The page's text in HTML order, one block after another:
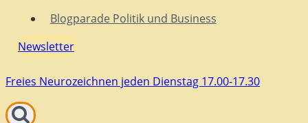
Blogparade Politik und Business
Newsletter
Freies Neurozeichnen jeden Dienstag 17.00-17.30